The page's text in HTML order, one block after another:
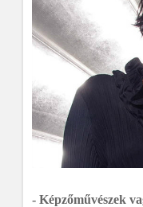
- Képzőművészek